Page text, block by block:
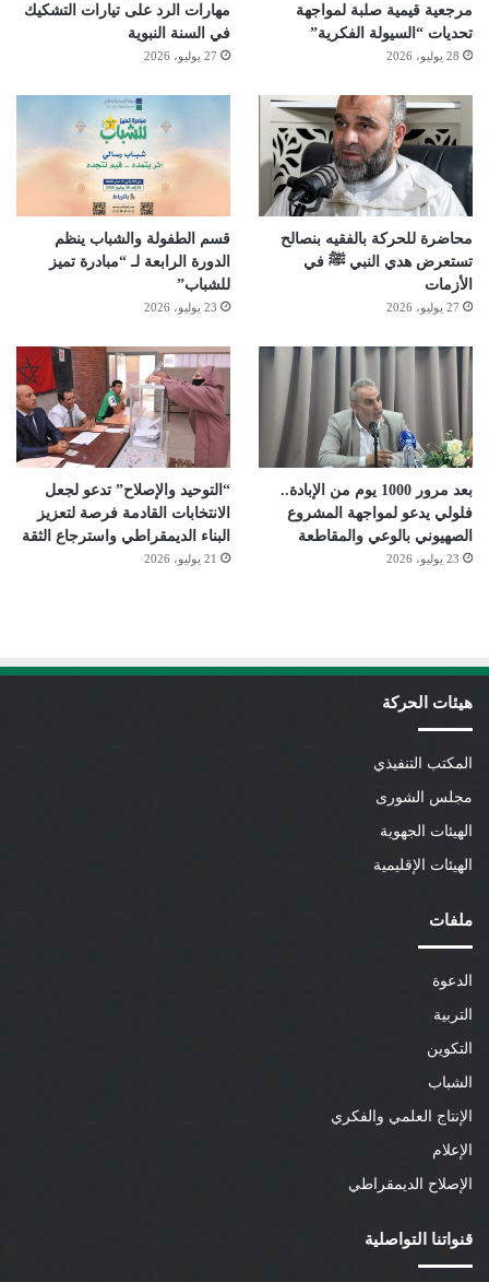
مرجعية قيمية صلبة لمواجهة
تحديات “السيولة الفكرية”
28 يوليو، 2026
مهارات الرد على تيارات التشكيك
في السنة النبوية
27 يوليو، 2026
محاضرة للحركة بالفقيه بنصالح
تستعرض هدي النبي ﷺ في
الأزمات
27 يوليو، 2026
قسم الطفولة والشباب ينظم
الدورة الرابعة لـ “مبادرة تميز
للشباب”
23 يوليو، 2026
بعد مرور 1000 يوم من الإبادة..
فلولي يدعو لمواجهة المشروع
الصهيوني بالوعي والمقاطعة
23 يوليو، 2026
“التوحيد والإصلاح” تدعو لجعل
الانتخابات القادمة فرصة لتعزيز
البناء الديمقراطي واسترجاع الثقة
21 يوليو، 2026
هيئات الحركة
المكتب التنفيذي
مجلس الشورى
الهيئات الجهوية
الهيئات الإقليمية
ملفات
الدعوة
التربية
التكوين
الشباب
الإنتاج العلمي والفكري
الإعلام
الإصلاح الديمقراطي
قنواتنا التواصلية